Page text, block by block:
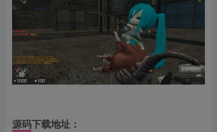
源码下载地址：